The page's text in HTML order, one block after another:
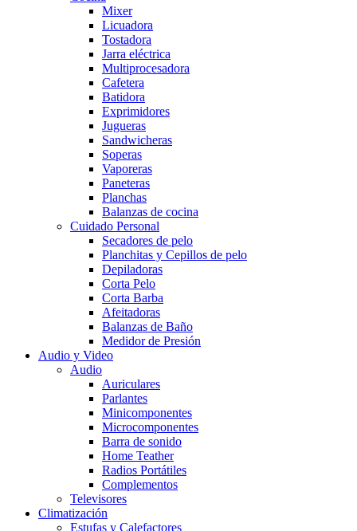
Mixer
Licuadora
Tostadora
Jarra eléctrica
Multiprocesadora
Cafetera
Batidora
Exprimidores
Jugueras
Sandwicheras
Soperas
Vaporeras
Paneteras
Planchas
Balanzas de cocina
Cuidado Personal
Secadores de pelo
Planchitas y Cepillos de pelo
Depiladoras
Corta Pelo
Corta Barba
Afeitadoras
Balanzas de Baño
Medidor de Presión
Audio y Video
Audio
Auriculares
Parlantes
Minicomponentes
Microcomponentes
Barra de sonido
Home Teather
Radios Portátiles
Complementos
Televisores
Climatización
Estufas y Calefactores